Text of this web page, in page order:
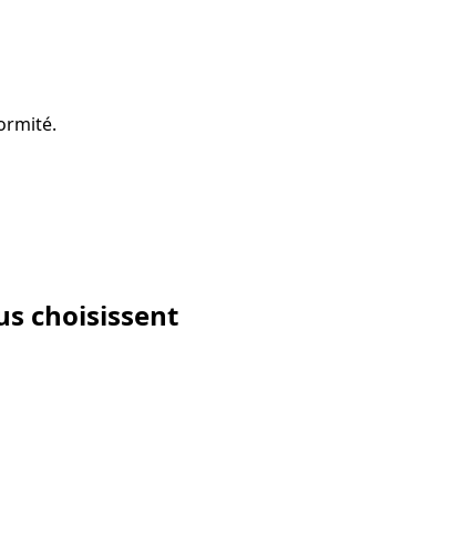
choisissent